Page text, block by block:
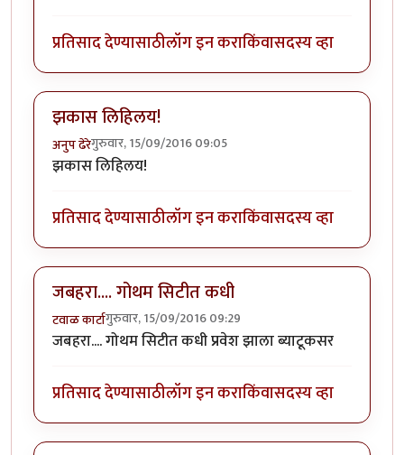
प्रतिसाद देण्यासाठीलॉग इन कराकिंवासदस्य व्हा
झकास लिहिलय!
अनुप ढेरेगुरुवार, 15/09/2016 09:05
झकास लिहिलय!
प्रतिसाद देण्यासाठीलॉग इन कराकिंवासदस्य व्हा
जबहरा.... गोथम सिटीत कधी
टवाळ कार्टागुरुवार, 15/09/2016 09:29
जबहरा.... गोथम सिटीत कधी प्रवेश झाला ब्याटूकसर
प्रतिसाद देण्यासाठीलॉग इन कराकिंवासदस्य व्हा